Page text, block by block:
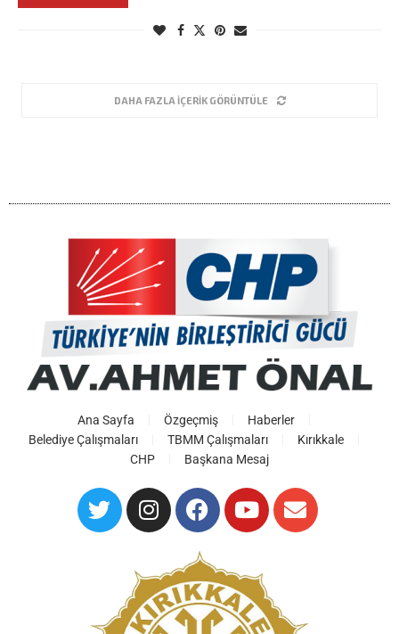
DAHA FAZLA İÇERIK GÖRÜNTÜLE
Ana Sayfa Özgeçmiş
Haberler
Belediye Çalışmaları
TBMM Çalışmaları
Kırıkkale
CHP
Başkana Mesaj